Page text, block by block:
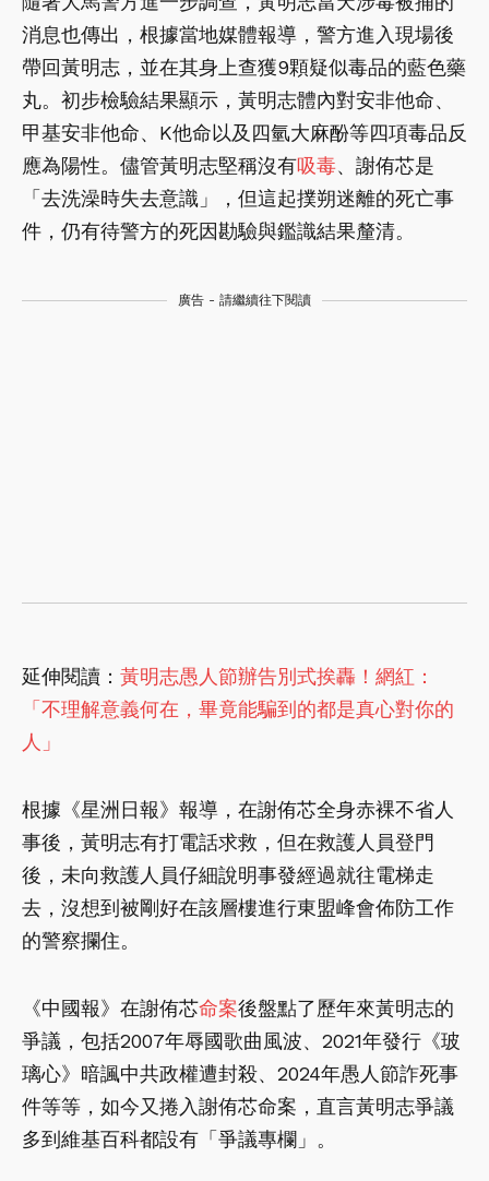
消息也傳出，根據當地媒體報導，警方進入現場後
帶回黃明志，並在其身上查獲9顆疑似毒品的藍色藥
丸。初步檢驗結果顯示，黃明志體內對安非他命、
甲基安非他命、K他命以及四氫大麻酚等四項毒品反
應為陽性。儘管黃明志堅稱沒有吸毒、謝侑芯是
「去洗澡時失去意識」，但這起撲朔迷離的死亡事
件，仍有待警方的死因勘驗與鑑識結果釐清。
廣告 - 請繼續往下閱讀
延伸閱讀： 黃明志愚人節辦告別式挨轟！網紅：
「不理解意義何在，畢竟能騙到的都是真心對你的
人」
根據《星洲日報》報導，在謝侑芯全身赤裸不省人
事後，黃明志有打電話求救，但在救護人員登門
後，未向救護人員仔細說明事發經過就往電梯走
去，沒想到被剛好在該層樓進行東盟峰會佈防工作
的警察攔住。
《中國報》在謝侑芯命案後盤點了歷年來黃明志的
爭議，包括2007年辱國歌曲風波、2021年發行《玻
璃心》暗諷中共政權遭封殺、2024年愚人節詐死事
件等等，如今又捲入謝侑芯命案，直言黃明志爭議
多到維基百科都設有「爭議專欄」。